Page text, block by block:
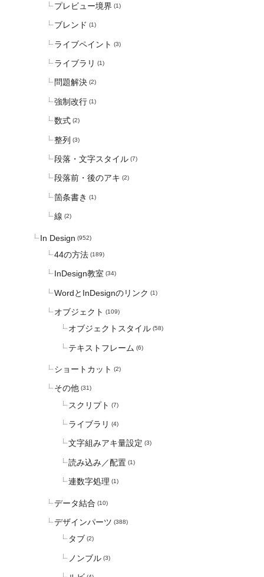
プレビュー境界 (1)
ブレンド (1)
ライブペイント (3)
ライブラリ (1)
問題解決 (2)
強制改行 (1)
数式 (2)
整列 (3)
段落・文字スタイル (7)
段落前・後のアキ (2)
箇条書き (1)
線 (2)
In Design (952)
44の方法 (189)
InDesign教室 (34)
WordとInDesignのリンク (1)
オブジェクト (109)
オブジェクトスタイル (58)
テキストフレーム (6)
ショートカット (2)
その他 (31)
スクリプト (7)
ライブラリ (4)
文字組みアキ量設定 (3)
読み込み／配置 (1)
連数字処理 (1)
データ結合 (10)
デザインパーツ (388)
タブ (2)
ノンブル (3)